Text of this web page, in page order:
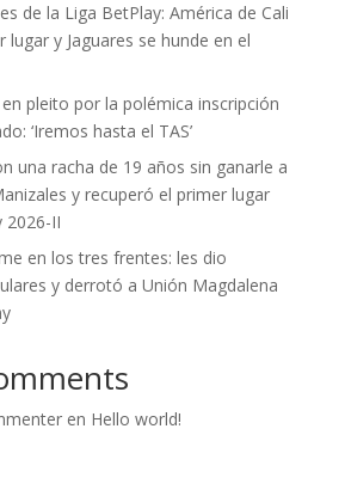
de la Liga BetPlay: América de Cali
lugar y Jaguares se hunde en el
pleito por la polémica inscripción
‘Iremos hasta el TAS’
una racha de 19 años sin ganarle a
y recuperó el primer lugar
2026-II
en los tres frentes: les dio
y derrotó a Unión Magdalena
en Hello world!